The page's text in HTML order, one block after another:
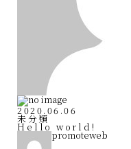
2020.06.06
未分類
Hello world!
promoteweb